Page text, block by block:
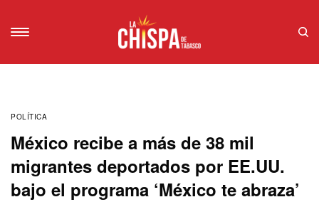
POLÍTICA
México recibe a más de 38 mil
migrantes deportados por EE.UU.
bajo el programa ‘México te abraza’